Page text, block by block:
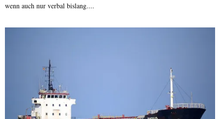
wenn auch nur verbal bislang....